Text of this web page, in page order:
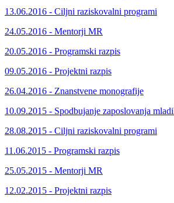
13.06.2016 - Ciljni raziskovalni programi
24.05.2016 - Mentorji MR
20.05.2016 - Programski razpis
09.05.2016 - Projektni razpis
26.04.2016 - Znanstvene monografije
10.09.2015 - Spodbujanje zaposlovanja
28.08.2015 - Ciljni raziskovalni programi
11.06.2015 - Programski razpis
25.05.2015 - Mentorji MR
12.02.2015 - Projektni razpis